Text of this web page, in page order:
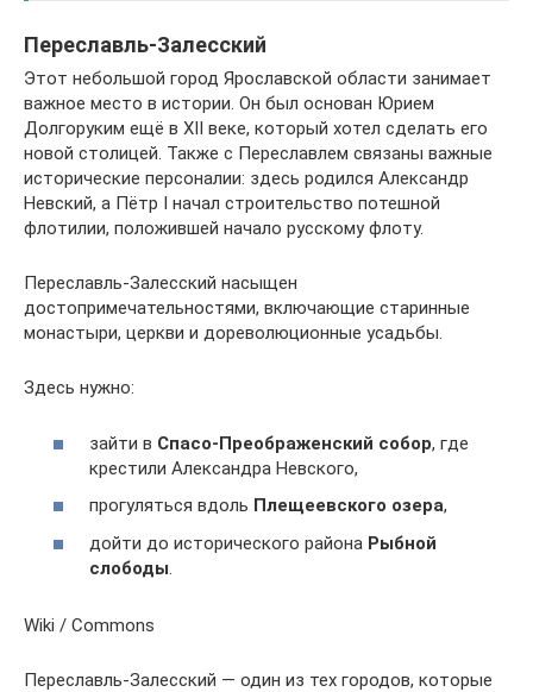
Переславль-Залесский
Этот небольшой город Ярославской области занимает
важное место в истории. Он был основан Юрием
Долгоруким ещё в XII веке, который хотел сделать его
новой столицей. Также с Переславлем связаны важные
исторические персоналии: здесь родился Александр
Невский, а Пётр I начал строительство потешной
флотилии, положившей начало русскому флоту.
Переславль-Залесский насыщен
достопримечательностями, включающие старинные
монастыри, церкви и дореволюционные усадьбы.
Здесь нужно:
зайти в Спасо-Преображенский собор, где
крестили Александра Невского,
прогуляться вдоль Плещеевского озера,
дойти до исторического района Рыбной
слободы
Wiki / Commons
Переславль-Залесский — один из тех городов, которые